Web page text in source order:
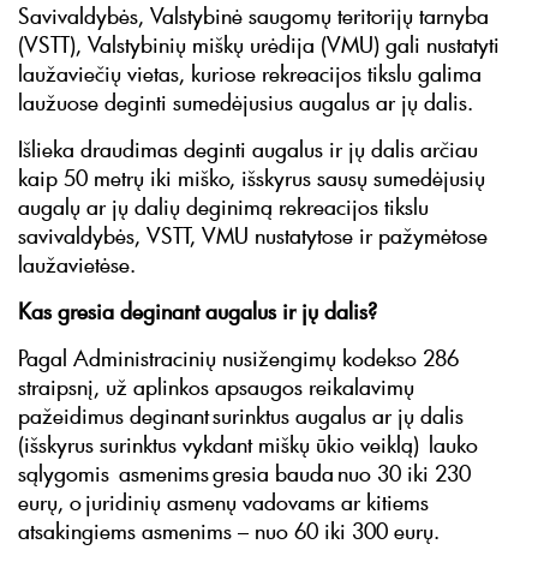
Savivaldybės, Valstybinė saugomų teritorijų tarnyba
(VSTT), Valstybinių miškų urėdija (VMU) gali nustatyti
laužaviečių vietas, kuriose rekreacijos tikslu galima
laužuose deginti sumedėjusius augalus ar jų dalis.
Išlieka draudimas deginti augalus ir jų dalis arčiau
kaip 50 metrų iki miško, išskyrus sausų sumedėjusių
augalų ar jų dalių deginimą rekreacijos tikslu
savivaldybės, VSTT, VMU nustatytose ir pažymėtose
laužavietėse.
Kas gresia deginant augalus ir jų dalis?
Pagal Administracinių nusižengimų kodekso 286
straipsnį, už aplinkos apsaugos reikalavimų
pažeidimus deginant surinktus augalus ar jų dalis
(išskyrus surinktus vykdant miškų ūkio veiklą) lauko
sąlygomis asmenims gresia bauda nuo 30 iki 230
eurų, o juridinių asmenų vadovams ar kitiems
atsakingiems asmenims – nuo 60 iki 300 eurų.